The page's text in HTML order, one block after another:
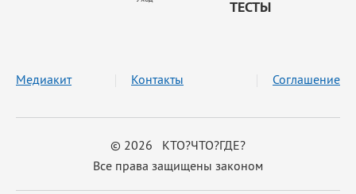
ТЕСТЫ
© 2026 КТО?ЧТО?ГДЕ?
Все права защищены законом
Медиакит Контакты Соглашение